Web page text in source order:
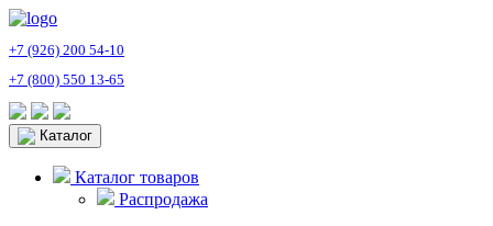
+7 (926) 200 54-10
+7 (800) 550 13-65
Каталог
Каталог товаров
Распродажа